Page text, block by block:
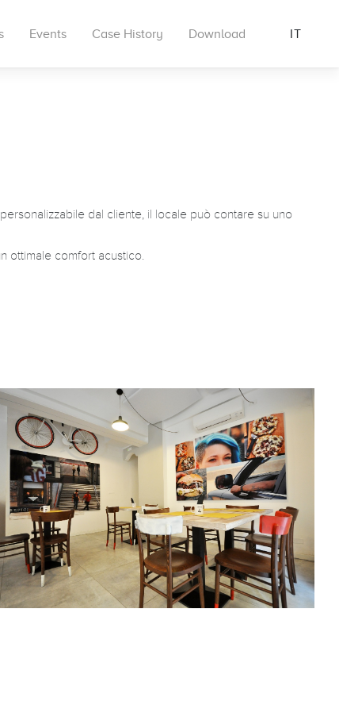
Events Case History Download IT
dal cliente, il locale può contare su uno
ottimale comfort acustico.